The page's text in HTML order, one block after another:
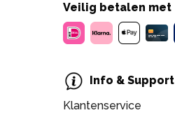
Veilig betalen met
Info & Support
Klantenservice